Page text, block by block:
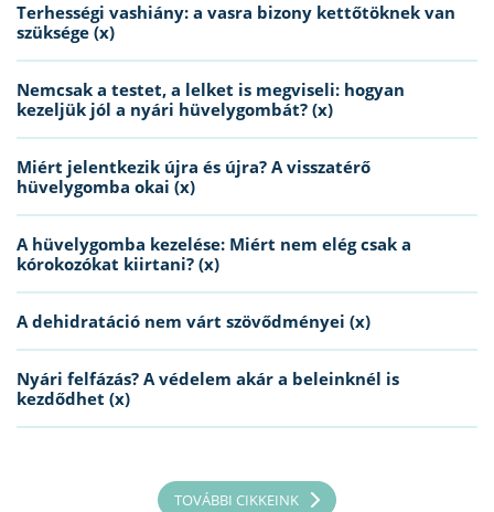
Terhességi vashiány: a vasra bizony kettőtöknek van
szüksége (x)
Nemcsak a testet, a lelket is megviseli: hogyan
kezeljük jól a nyári hüvelygombát? (x)
Miért jelentkezik újra és újra? A visszatérő
hüvelygomba okai (x)
A hüvelygomba kezelése: Miért nem elég csak a
kórokozókat kiirtani? (x)
A dehidratáció nem várt szövődményei (x)
Nyári felfázás? A védelem akár a beleinknél is
kezdődhet (x)
TOVÁBBI CIKKEINK